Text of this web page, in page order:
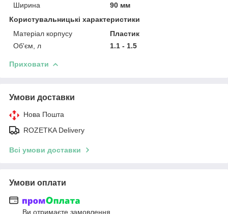
Ширина
90 мм
Користувальницькі характеристики
Матеріал корпусу
Пластик
Об'єм, л
1.1 - 1.5
Приховати
Умови доставки
Нова Пошта
ROZETKA Delivery
Всі умови доставки
Умови оплати
Ви отримаєте замовлення